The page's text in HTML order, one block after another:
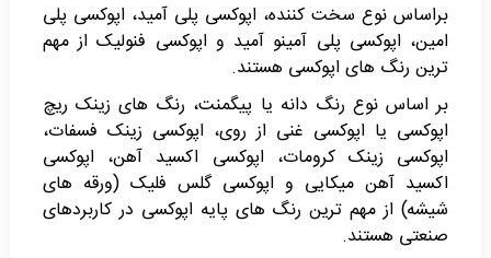
براساس نوع سخت کننده، اپوکسی پلی آمید، اپوکسی پلی
امین، اپوکسی پلی آمینو آمید و اپوکسی فنولیک از مهم
ترین رنگ های اپوکسی هستند.
بر اساس نوع رنگ دانه یا پیگمنت، رنگ های زینک ریچ
اپوکسی یا اپوکسی غنی از روی، اپوکسی زینک فسفات،
اپوکسی زینک کرومات، اپوکسی اکسید آهن، اپوکسی
اکسید آهن میکایی و اپوکسی گلس فلیک (ورقه های
شیشه) از مهم ترین رنگ های پایه اپوکسی در کاربردهای
صنعتی هستند.